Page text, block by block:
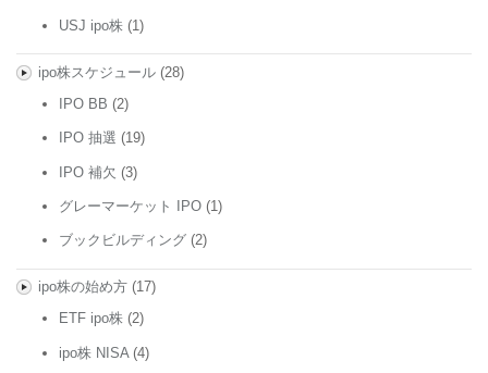
USJ ipo株 (1)
ipo株スケジュール(28)
IPO BB (2)
IPO 抽選 (19)
IPO 補欠 (3)
グレーマーケット IPO (1)
ブックビルディング (2)
ipo株の始め方(17)
ETF ipo株 (2)
ipo株 NISA (4)